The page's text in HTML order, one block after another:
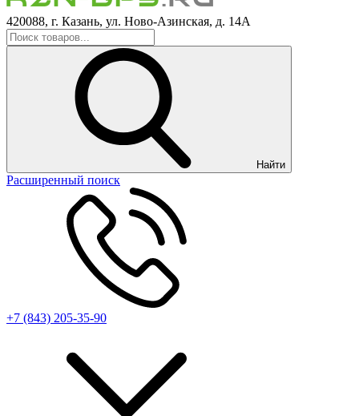
420088, г. Казань, ул. Ново-Азинская, д. 14А
Найти
Расширенный поиск
+7 (843) 205-35-90